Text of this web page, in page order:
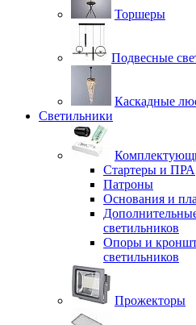
Торшеры
Подвесные
Каскадные
Светильники
Стартеры и ПРА
Патроны
Основания и
светильников
Опоры и
светильников
Прожекторы